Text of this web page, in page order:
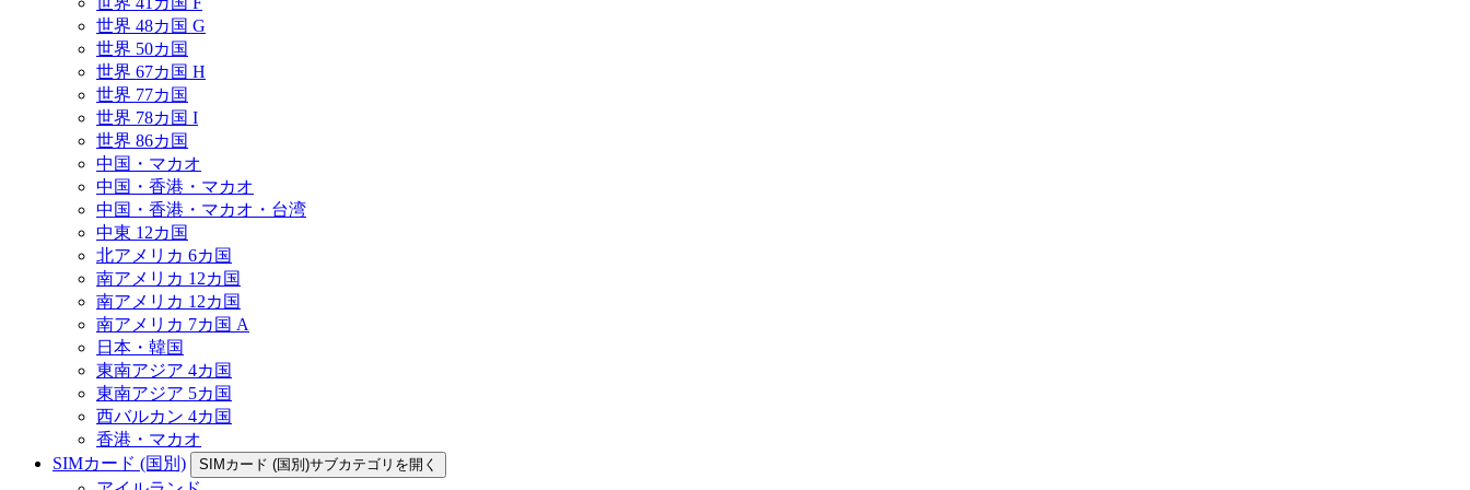
世界 48カ国 G
世界 50カ国
世界 67カ国 H
世界 77カ国
世界 78カ国 I
世界 86カ国
中国・マカオ
中国・香港・マカオ
中国・香港・マカオ・台湾
中東 12カ国
北アメリカ 6カ国
南アメリカ 12カ国
南アメリカ 12カ国
南アメリカ 7カ国 A
日本・韓国
東南アジア 4カ国
東南アジア 5カ国
西バルカン 4カ国
香港・マカオ
SIMカード (国別)
SIMカード (国別)サブカテゴリを開く